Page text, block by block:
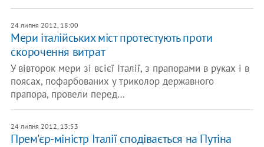
24 липня 2012, 18:00
Мери італійських міст протестують проти
скорочення витрат
У вівторок мери зі всієї Італії, з прапорами в руках і в
поясах, пофарбованих у триколор державного
прапора, провели перед…
24 липня 2012, 13:53
Прем'єр-міністр Італії сподівається на Путіна